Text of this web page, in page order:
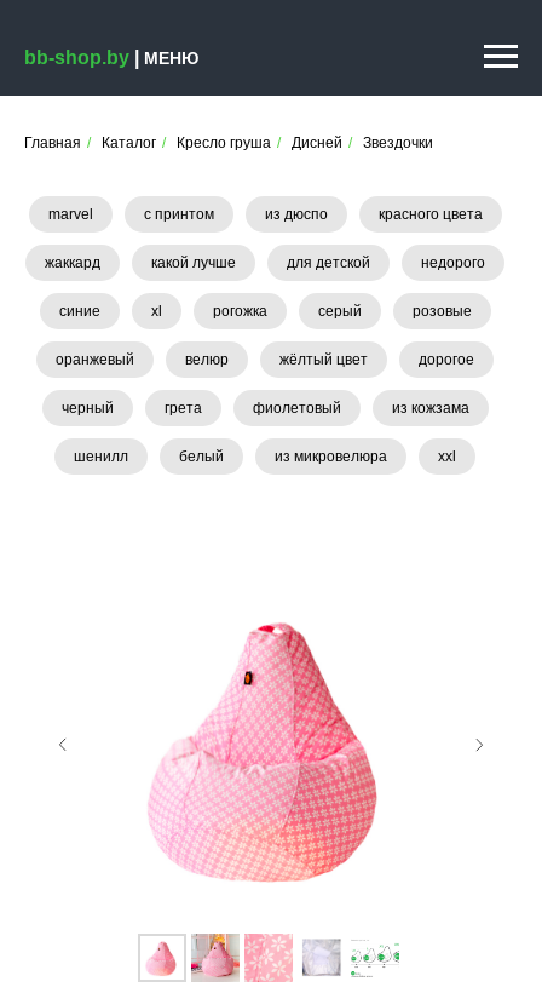
bb-shop.by МЕНЮ
Главная / Каталог / Кресло груша / Дисней / Звездочки
marvel с принтом из дюспо красного цвета
жаккард какой лучше для детской недорого
синие xl рогожка серый розовые
оранжевый велюр жёлтый цвет дорогое
черный грета фиолетовый из кожзама
шенилл белый из микровелюра xxl